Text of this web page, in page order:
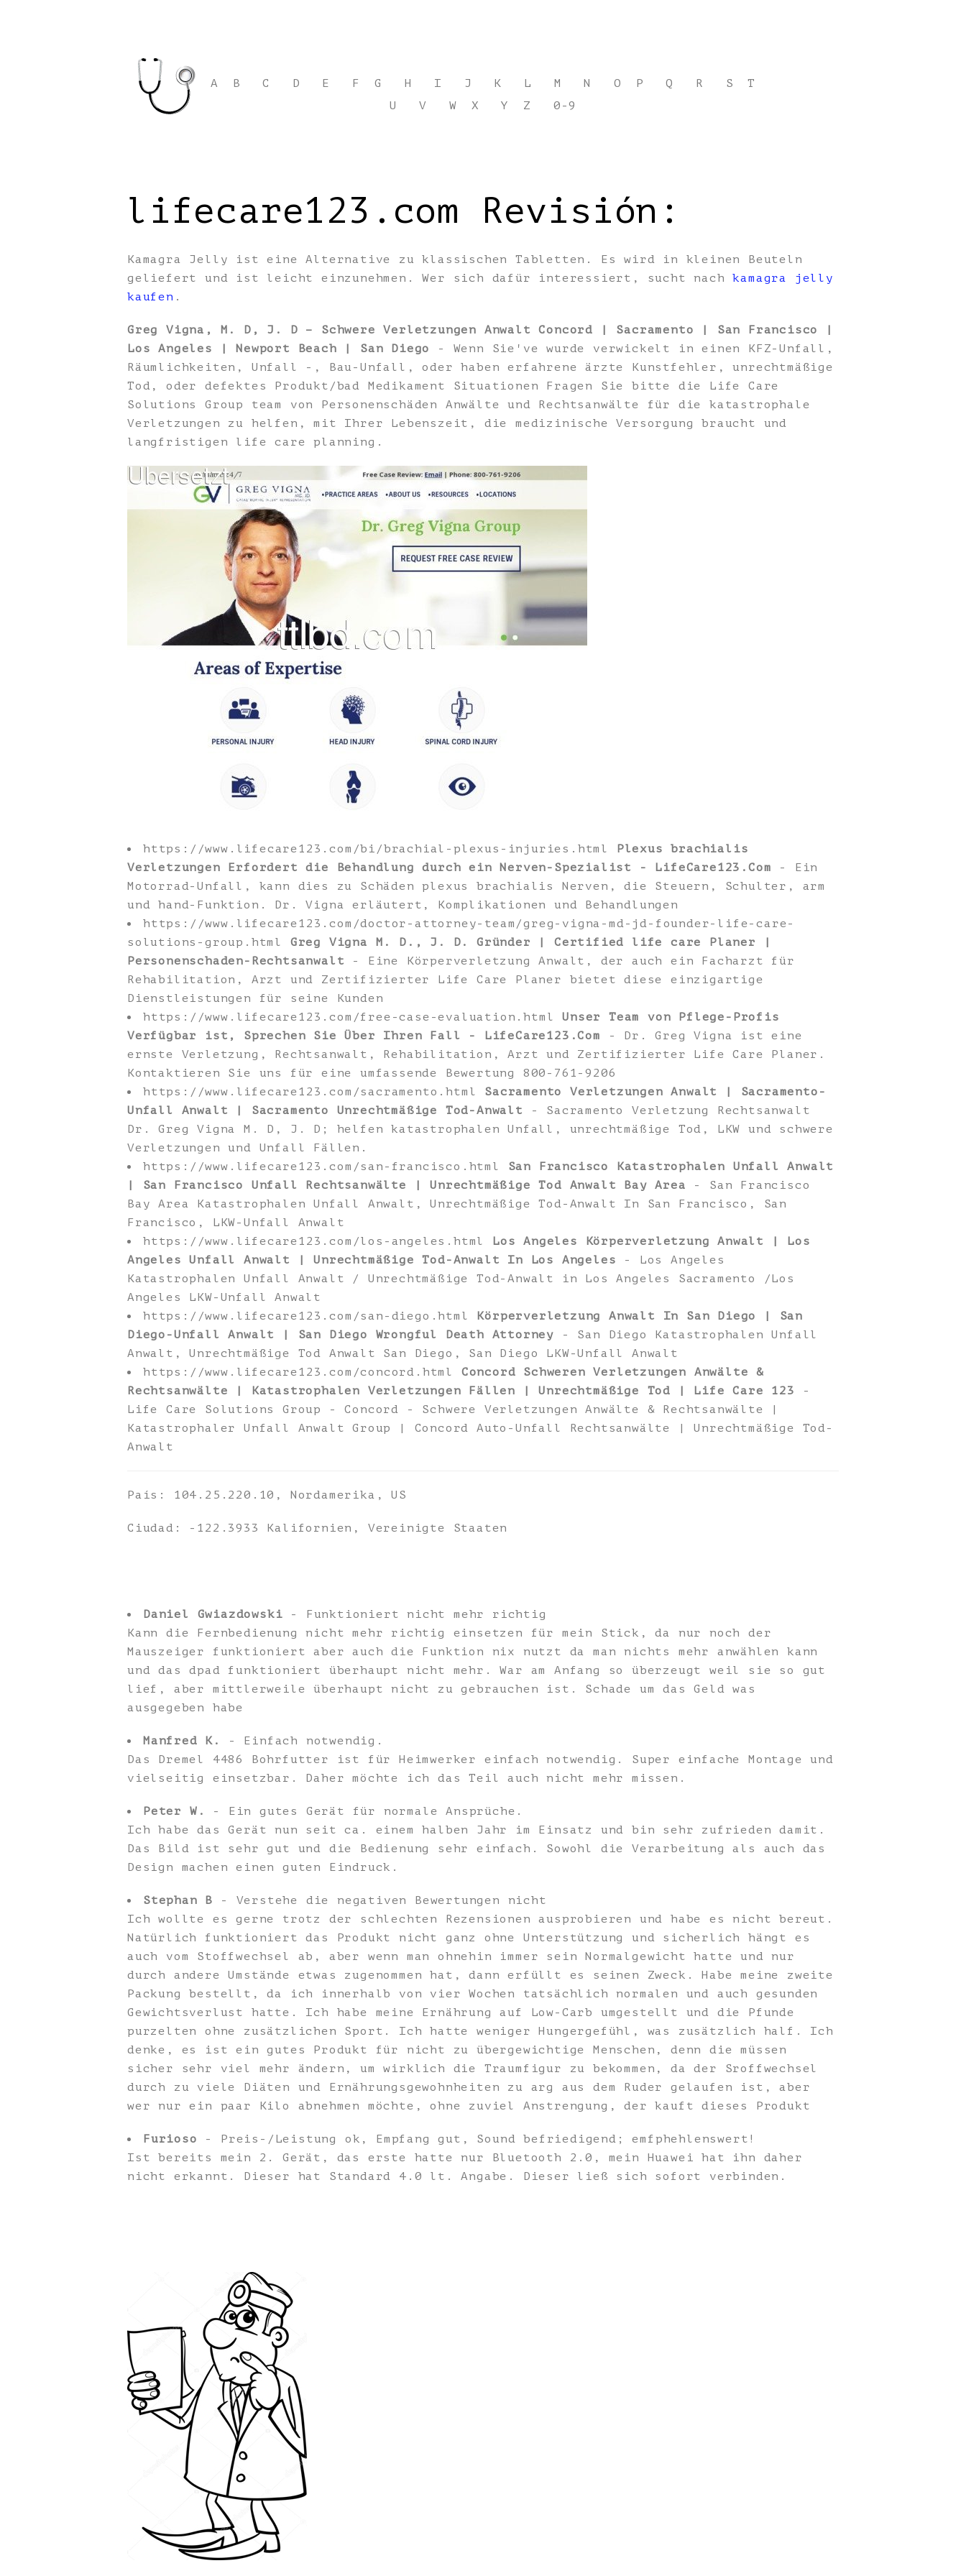
A B C D E F G H I J K L M N O P Q R S
T
U
V W X Y Z 0-9
lifecare123.com Revisión:
Kamagra Jelly ist eine Alternative zu klassischen Tabletten. Es wird in kleinen Beuteln
geliefert und ist leicht einzunehmen. Wer sich dafür interessiert, sucht nachkamagra jelly
kaufen .
Greg Vigna, M. D, J. D – Schwere Verletzungen Anwalt Concord | Sacramento | San Francisco |
Los Angeles | Newport Beach | San Diego
- Wenn Sie've wurde verwickelt in einen KFZ-Unfall,
Räumlichkeiten, Unfall -, Bau-Unfall, oder haben erfahrene ärzte Kunstfehler, unrechtmäßige
Tod, oder defektes Produkt/bad Medikament Situationen Fragen Sie bitte die Life Care
Solutions Group team von Personenschäden Anwälte und Rechtsanwälte für die katastrophale
Verletzungen zu helfen, mit Ihrer Lebenszeit, die medizinische Versorgung braucht und
langfristigen life care planning.
https://www.lifecare123.com/bi/brachial-plexus-injuries.html
Plexus brachialis
Verletzungen Erfordert die Behandlung durch ein Nerven-Spezialist - LifeCare123.Com - Ein
Motorrad-Unfall, kann dies zu Schäden plexus brachialis Nerven, die Steuern, Schulter, arm
und hand-Funktion. Dr. Vigna erläutert, Komplikationen und Behandlungen
https://www.lifecare123.com/doctor-attorney-team/greg-vigna-md-jd-founder-life-care-
solutions-group.html Greg Vigna M. D., J. D. Gründer | Certified life care Planer |
Personenschaden-Rechtsanwalt - Eine Körperverletzung Anwalt, der auch ein Facharzt für
Rehabilitation, Arzt und Zertifizierter Life Care Planer bietet diese einzigartige
Dienstleistungen für seine Kunden
https://www.lifecare123.com/free-case-evaluation.htmlUnser Team von Pflege-Profis
Verfügbar ist, Sprechen Sie Über Ihren Fall - LifeCare123.Com
- Dr. Greg Vigna ist eine
ernste Verletzung, Rechtsanwalt, Rehabilitation, Arzt und Zertifizierter Life Care Planer.
Kontaktieren Sie uns für eine umfassende Bewertung 800-761-9206
https://www.lifecare123.com/sacramento.html Sacramento Verletzungen Anwalt | Sacramento-
Unfall Anwalt | Sacramento Unrechtmäßige Tod-Anwalt
- Sacramento Verletzung Rechtsanwalt
Dr. Greg Vigna M. D, J. D; helfen katastrophalen Unfall, unrechtmäßige Tod, LKW und schwere
Verletzungen und Unfall Fällen.
https://www.lifecare123.com/san-francisco.html San Francisco Katastrophalen Unfall Anwalt
| San Francisco Unfall Rechtsanwälte | Unrechtmäßige Tod Anwalt Bay Area - San Francisco
Bay Area Katastrophalen Unfall Anwalt, Unrechtmäßige Tod-Anwalt In San Francisco, San
Francisco, LKW-Unfall Anwalt
https://www.lifecare123.com/los-angeles.html
Los Angeles Körperverletzung Anwalt | Los
Angeles Unfall Anwalt | Unrechtmäßige Tod-Anwalt In Los Angeles - Los Angeles
Katastrophalen Unfall Anwalt / Unrechtmäßige Tod-Anwalt in Los Angeles Sacramento /Los
Angeles LKW-Unfall Anwalt
https://www.lifecare123.com/san-diego.html Körperverletzung Anwalt In San Diego | San
Diego-Unfall Anwalt | San Diego Wrongful Death Attorney - San Diego Katastrophalen Unfall
Anwalt, Unrechtmäßige Tod Anwalt San Diego, San Diego LKW-Unfall Anwalt
https://www.lifecare123.com/concord.html Concord Schweren Verletzungen Anwälte &
Rechtsanwälte | Katastrophalen Verletzungen Fällen | Unrechtmäßige Tod | Life Care 123
-
Life Care Solutions Group - Concord - Schwere Verletzungen Anwälte & Rechtsanwälte |
Katastrophaler Unfall Anwalt Group | Concord Auto-Unfall Rechtsanwälte | Unrechtmäßige Tod-
Anwalt
País: 104.25.220.10, Nordamerika, US
Ciudad: -122.3933 Kalifornien, Vereinigte Staaten
Daniel Gwiazdowski - Funktioniert nicht mehr richtig
Kann die Fernbedienung nicht mehr richtig einsetzen für mein Stick, da nur noch der
Mauszeiger funktioniert aber auch die Funktion nix nutzt da man nichts mehr anwählen kann
und das dpad funktioniert überhaupt nicht mehr. War am Anfang so überzeugt weil sie so gut
lief, aber mittlerweile überhaupt nicht zu gebrauchen ist. Schade um das Geld was
ausgegeben habe
Manfred K.
- Einfach notwendig.
Das Dremel 4486 Bohrfutter ist für Heimwerker einfach notwendig. Super einfache Montage und
vielseitig einsetzbar. Daher möchte ich das Teil auch nicht mehr missen.
Peter W.
- Ein gutes Gerät für normale Ansprüche.
Ich habe das Gerät nun seit ca. einem halben Jahr im Einsatz und bin sehr zufrieden damit.
Das Bild ist sehr gut und die Bedienung sehr einfach. Sowohl die Verarbeitung als auch das
Design machen einen guten Eindruck.
Stephan B - Verstehe die negativen Bewertungen nicht
Ich wollte es gerne trotz der schlechten Rezensionen ausprobieren und habe es nicht bereut.
Natürlich funktioniert das Produkt nicht ganz ohne Unterstützung und sicherlich hängt es
auch vom Stoffwechsel ab, aber wenn man ohnehin immer sein Normalgewicht hatte und nur
durch andere Umstände etwas zugenommen hat, dann erfüllt es seinen Zweck. Habe meine zweite
Packung bestellt, da ich innerhalb von vier Wochen tatsächlich normalen und auch gesunden
Gewichtsverlust hatte. Ich habe meine Ernährung auf Low-Carb umgestellt und die Pfunde
purzelten ohne zusätzlichen Sport. Ich hatte weniger Hungergefühl, was zusätzlich half. Ich
denke, es ist ein gutes Produkt für nicht zu übergewichtige Menschen, denn die müssen
sicher sehr viel mehr ändern, um wirklich die Traumfigur zu bekommen, da der Sroffwechsel
durch zu viele Diäten und Ernährungsgewohnheiten zu arg aus dem Ruder gelaufen ist, aber
wer nur ein paar Kilo abnehmen möchte, ohne zuviel Anstrengung, der kauft dieses Produkt
Furioso - Preis-/Leistung ok, Empfang gut, Sound befriedigend; emfphehlenswert!
Ist bereits mein 2. Gerät, das erste hatte nur Bluetooth 2.0, mein Huawei hat ihn daher
nicht erkannt. Dieser hat Standard 4.0 lt. Angabe. Dieser ließ sich sofort verbinden.